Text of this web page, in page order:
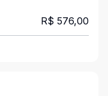
R$ 576,00